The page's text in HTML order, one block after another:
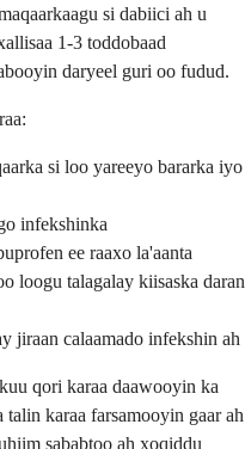
si dabiici ah u
1-3 toddobaad
daryeel guri oo fudud.
si loo yareeyo bararka iyo
infekshinka
ee raaxo la'aanta
loogu talagalay kiisaska daran
jiraan calaamado infekshin ah
qori karaa daawooyin ka
karaa farsamooyin gaar ah
sababtoo ah xoqiddu